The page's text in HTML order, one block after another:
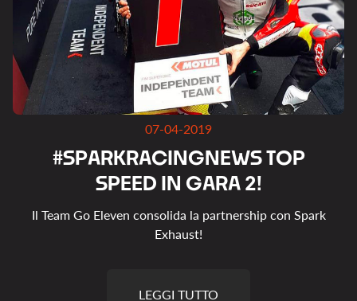
07-04-2019
#SPARKRACINGNEWSTOP
SPEED IN GARA 2!
Il Team Go Eleven consolida la partnership con Spark
Exhaust!
LEGGI TUTTO